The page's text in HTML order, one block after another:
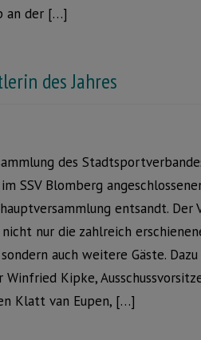
an der […]
des Jahres
des
SSV Blomberg
entsandt. Der
nur die zahlreich
auch weitere Gäste. Dazu
Kipke,
Klatt van Eupen, […]